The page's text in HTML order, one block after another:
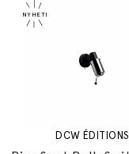
DCW ÉDITIONS